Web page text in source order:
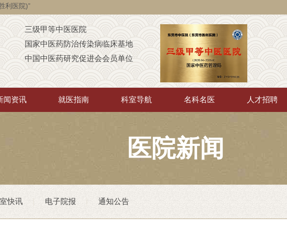
利医院)”
三级甲等中医医院
国家中医药防治传染病临床基地
中国中医药研究促进会会员单位
省级智障儿童康复机构
山东省AAA级定点医疗机构
首批省卫生厅“优质护理服务示范工程”
潍坊医学院（非直属）附属医院
闻资讯 就医指南 科室导航 名科名医 人才招聘
医院新闻
快讯 电子院报 通知公告